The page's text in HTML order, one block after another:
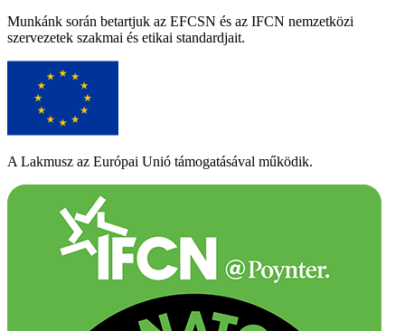
Munkánk során betartjuk az EFCSN és az IFCN nemzetközi
szervezetek szakmai és etikai standardjait.
A Lakmusz az Európai Unió támogatásával működik.